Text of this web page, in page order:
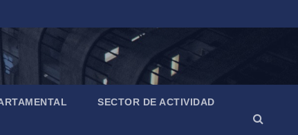
SECTOR DE ACTIVIDAD